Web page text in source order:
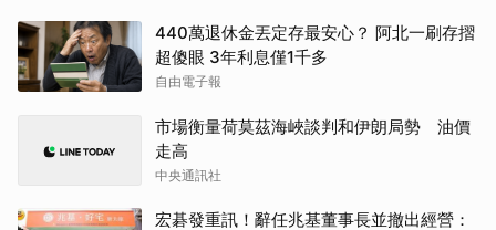
440萬退休金丟定存最安心？ 阿北一刷存摺
超傻眼 3年利息僅1千多
自由電子報
市場衡量荷莫茲海峽談判和伊朗局勢 油價
走高
中央通訊社
宏碁發重訊！辭任兆基董事長並撤出經營：